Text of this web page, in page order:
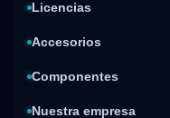
Licencias
Accesorios
Componentes
Nuestra empresa